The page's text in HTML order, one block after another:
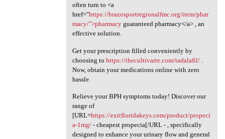
often turn to <a
href="https://brazosportregionalfmc.org/item/phar
macy/">pharmacyguaranteed pharmacy</a> , an
effective solution.
Get your prescription filled conveniently by
choosing to https://thecultivarte.com/tadalafil/.
Now, obtain your medications online with zero
hassle.
Relieve your BPH symptoms today! Discover our
range of
[URL=https://exitfloridakeys.com/product/propeci
a-1mg/- cheapest propecia[/URL - , specifically
designed to enhance your urinary flow and general